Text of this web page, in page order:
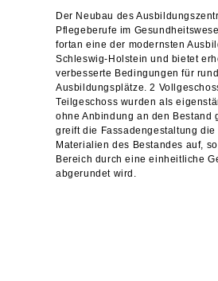
Der Neubau des
Pflegeberufe im
fortan eine der modernsten
Schleswig-Holstein und bietet
verbesserte Bedingungen für
Ausbildungsplätze. 2
Teilgeschoss wurden als
ohne Anbindung an den Bestand
greift die Fassadengestaltung die
Materialien des Bestandes auf,
Bereich durch eine einheitliche
abgerundet wird.